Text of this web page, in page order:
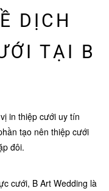
DỊCH
TẠI B
in thiệp cưới uy tín
tạo nên thiệp cưới
đôi.
cưới, B Art Wedding là